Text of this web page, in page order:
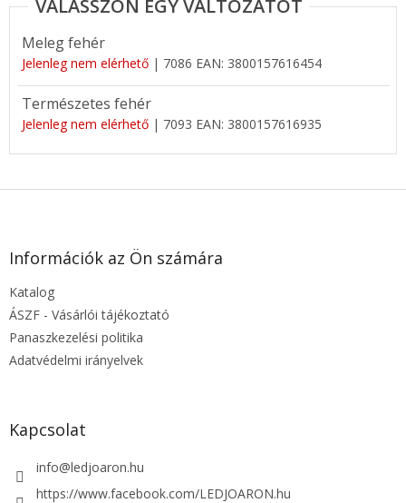
Meleg fehér
Jelenleg nem elérhető | 7086 EAN: 3800157616454
Természetes fehér
Jelenleg nem elérhető | 7093 EAN: 3800157616935
L
Információk az Ön számára
Katalog
ÁSZF - Vásárlói tájékoztató
Panaszkezelési politika
Adatvédelmi irányelvek
Kapcsolat
info@ledjoaron.hu
https://www.facebook.com/LEDJOARON.hu